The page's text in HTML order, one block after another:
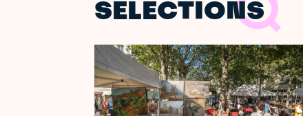
SÉLECTIONS